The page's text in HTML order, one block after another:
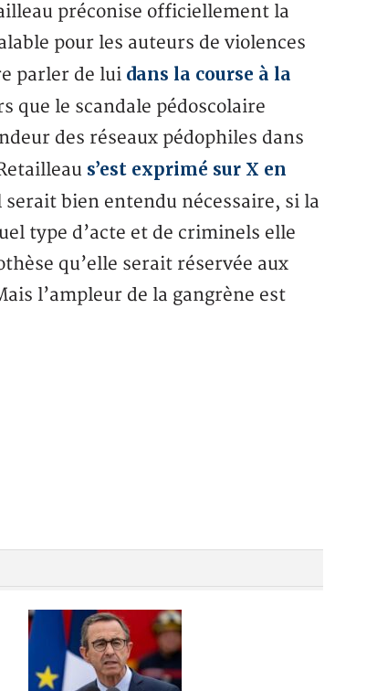
préconise officiellement la
pour les auteurs de violences
parler de lui dans la course à la
que le scandale pédoscolaire
des réseaux pédophiles dans
s’est exprimé sur X en
bien entendu nécessaire, si la
type d’acte et de criminels elle
qu’elle serait réservée aux
l’ampleur de la gangrène est